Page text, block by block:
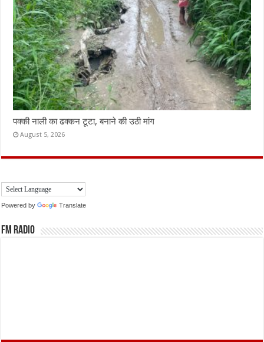
पक्की नाली का ढक्कन टूटा, बनाने की उठी मांग
August 5, 2026
Powered by Translate
FM Radio